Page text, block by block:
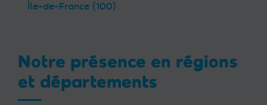
Île-de-France (100)
Notre présence en régions
et départements